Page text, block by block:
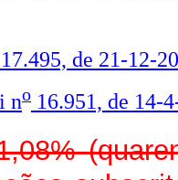
17.495, de 21-12-
no 16.951, de 14-